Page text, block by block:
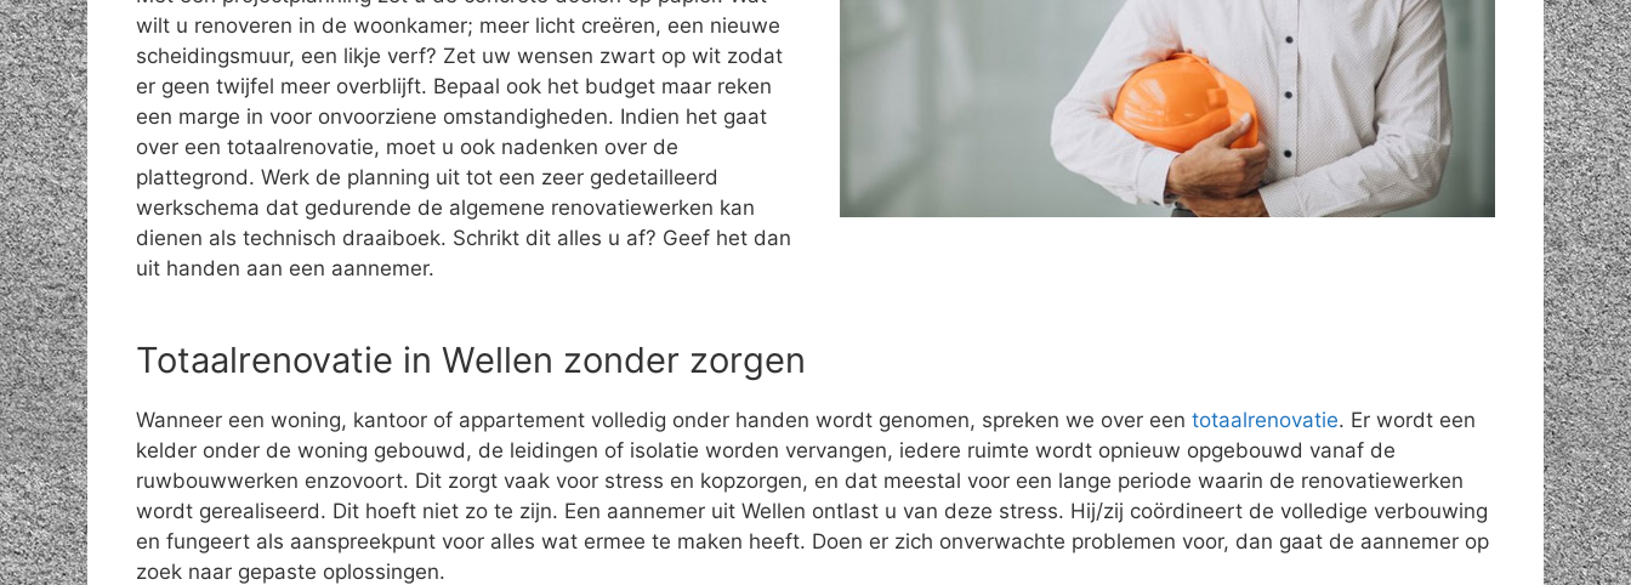
wilt u renoveren in de woonkamer; meer licht creëren, een nieuwe
scheidingsmuur, een likje verf? Zet uw wensen zwart op wit zodat
er geen twijfel meer overblijft. Bepaal ook het budget maar reken
een marge in voor onvoorziene omstandigheden. Indien het gaat
over een totaalrenovatie, moet u ook nadenken over de
plattegrond. Werk de planning uit tot een zeer gedetailleerd
werkschema dat gedurende de algemene renovatiewerken kan
dienen als technisch draaiboek. Schrikt dit alles u af? Geef het dan
uit handen aan een aannemer.
Totaalrenovatie in Wellen zonder zorgen
Wanneer een woning, kantoor of appartement volledig onder handen wordt genomen, spreken we over een totaalrenovatie. Er wordt een
kelder onder de woning gebouwd, de leidingen of isolatie worden vervangen, iedere ruimte wordt opnieuw opgebouwd vanaf de
ruwbouwwerken enzovoort. Dit zorgt vaak voor stress en kopzorgen, en dat meestal voor een lange periode waarin de renovatiewerken
wordt gerealiseerd. Dit hoeft niet zo te zijn. Een aannemer uit Wellen ontlast u van deze stress. Hij/zij coördineert de volledige verbouwing
en fungeert als aanspreekpunt voor alles wat ermee te maken heeft. Doen er zich onverwachte problemen voor, dan gaat de aannemer op
zoek naar gepaste oplossingen.